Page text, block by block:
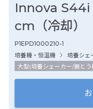
Innova S44i
cm（冷却）
P1EPD1000210-1
培養機・恒温機
培養シェ
大型(培養シェーカー/振とう